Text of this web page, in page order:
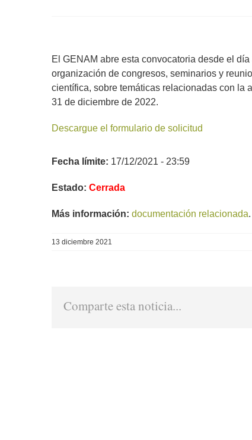
El GENAM abre esta convocatoria desde el
organización de congresos, seminarios y
científica, sobre temáticas relacionadas con la
31 de diciembre de 2022.
Descargue el formulario de solicitud
Fecha límite: 17/12/2021 - 23:59
Estado: Cerrada
Más información: documentación relacionada.
13 diciembre 2021
Comparte esta noticia...